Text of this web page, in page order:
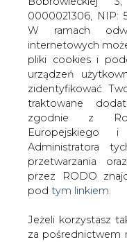
0000021306, NIP:
W ramach
internetowych
pliki cookies i
urządzeń
zidentyfikować
traktowane
zgodnie z
Europejskiego
Administratora
przetwarzania
przez RODO
pod tym linkiem.
Jeżeli korzystasz
za pośrednictwem